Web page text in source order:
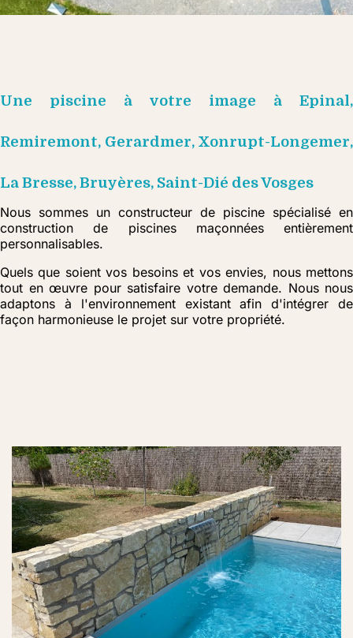
Une piscine à votre image à Epinal,
Remiremont, Gerardmer, Xonrupt-Longemer,
La Bresse, Bruyères, Saint-Dié des Vosges
Nous sommes un constructeur de piscine spécialisé en
construction de piscines maçonnées entièrement
personnalisables.
Quels que soient vos besoins et vos envies, nous mettons
tout en œuvre pour satisfaire votre demande. Nous nous
adaptons à l'environnement existant afin d'intégrer de
façon harmonieuse le projet sur votre propriété.